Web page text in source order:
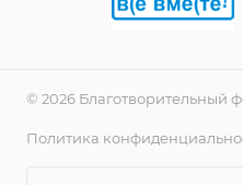
© 2026 Благотворительный
Политика